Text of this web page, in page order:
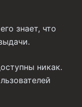
знает, что
никак.